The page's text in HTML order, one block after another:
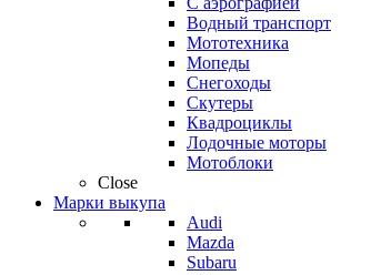
Водный транспорт
Мототехника
Мопеды
Снегоходы
Скутеры
Квадроциклы
Лодочные моторы
Мотоблоки
Close
Марки выкупа
Audi
Mazda
Subaru